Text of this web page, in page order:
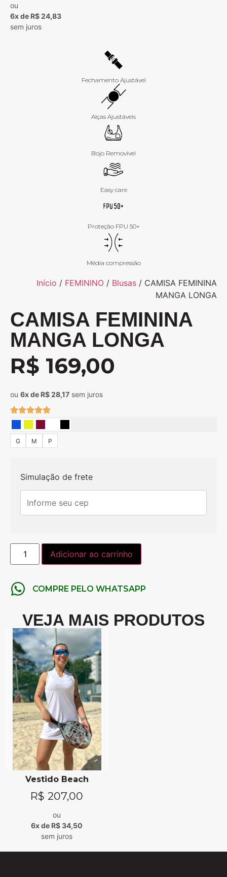
ou
6x de R$ 24,83
sem juros
Fechamento Ajustável
Alças Ajustáveis
Bojo Removível
Easy care
Proteção FPU 50+
Média compressão
Início / FEMININO / Blusas / CAMISA FEMININA
MANGA LONGA
CAMISA FEMININA
MANGA LONGA
R$ 169,00
ou 6x de R$ 28,17 sem juros
G M P
Simulação de frete
Adicionar ao carrinho
COMPRE PELO WHATSAPP
VEJA MAIS PRODUTOS
Vestido Beach
R$ 207,00
ou
6x de R$ 34,50
sem juros